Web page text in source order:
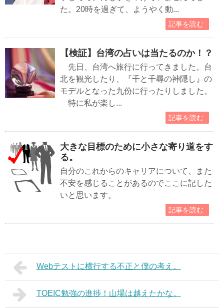
た。20時を過ぎて、ようやく動...
記事を読む
【検証】台湾の占いは当たるのか！？
先日、台湾へ旅行に行ってきました。台
北を観光したり、『千と千尋の神隠し』の
モデルとなった九份に行ったりしました。
特に私が楽し...
記事を読む
大きな目標のために小さな寄り道をす
る。
自分のこれからのキャリアについて、また
不安を感じることがあるのでここに記した
いと思います。
記事を読む
Webテストに横行する不正と僕の考え。
TOEIC勉強の進捗！山場は越えたかな。